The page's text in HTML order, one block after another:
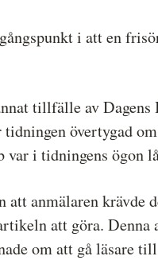
i att en
tillfälle av Dagens
övertygad
i tidningens ögon
anmälaren krävde
att göra. Denna
om att gå läsare